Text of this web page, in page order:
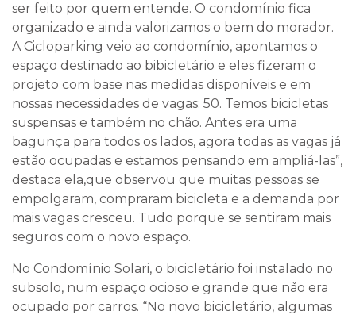
ser feito por quem entende. O condomínio fica
organizado e ainda valorizamos o bem do morador.
A Cicloparking veio ao condomínio, apontamos o
espaço destinado ao bibicletário e eles fizeram o
projeto com base nas medidas disponíveis e em
nossas necessidades de vagas: 50. Temos bicicletas
suspensas e também no chão. Antes era uma
bagunça para todos os lados, agora todas as vagas já
estão ocupadas e estamos pensando em ampliá-las”,
destaca ela,que observou que muitas pessoas se
empolgaram, compraram bicicleta e a demanda por
mais vagas cresceu. Tudo porque se sentiram mais
seguros com o novo espaço.
No Condomínio Solari, o bicicletário foi instalado no
subsolo, num espaço ocioso e grande que não era
ocupado por carros. “No novo bicicletário, algumas